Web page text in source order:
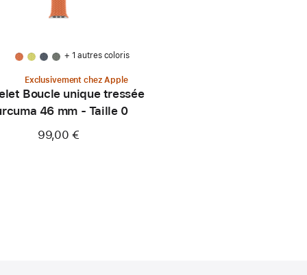
+ 1 autres coloris
Exclusivement chez Apple
Boucle unique tressée
46 mm - Taille 0
99,00 €